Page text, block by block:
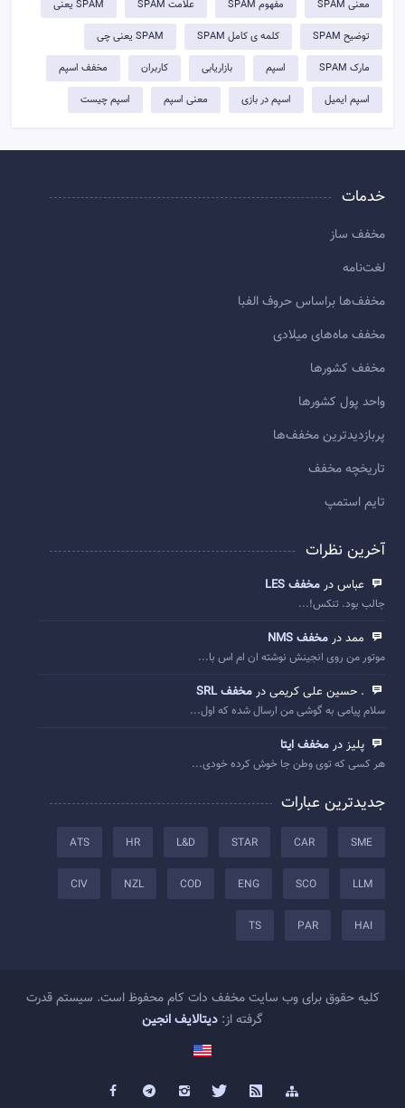
معنی SPAM مفهوم SPAM علامت SPAM SPAM یعنی
توضيح SPAM کلمه ی کامل SPAM SPAM یعنی چی
مارک SPAM اسپم بازاریابی کاربران مخفف اسپم
اسپم ایمیل اسپم در بازی معنی اسپم اسپم چیست
خدمات
مخفف ساز
لغت‌نامه
مخفف‌ها براساس حروف الفبا
مخفف ماه‌های میلادی
مخفف کشورها
واحد پول کشورها
پربازديدترين مخفف‌ها
تاريخچه مخفف
تایم استمپ
آخرین نظرات
عباس در مخفف LES
جالب بود. تنکس!...
ممد در مخفف NMS
موتور من روی انجینش نوشته ان ام اس با...
. حسین علی کریمی در مخفف SRL
سلام پیامی به گوشی من ارسال شده که اول...
پلیز در مخفف ایتا
هر کسی که توی وطن جا خوش کرده خودی...
جدیدترین عبارات
SME
CAR
STAR
L&D
HR
ATS
LLM
SCO
ENG
COD
NZL
CIV
HAI
PAR
TS
کلیه حقوق برای وب سایت مخفف دات کام محفوظ است. سیستم قدرت
گرفته از: دیتالایف انجین